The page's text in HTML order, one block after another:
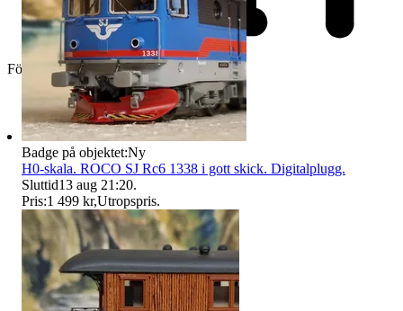
Företag
Badge på objektet:Ny
H0-skala. ROCO SJ Rc6 1338 i gott skick. Digitalplugg.
Sluttid13 aug 21:20.
Pris:1 499 kr,Utropspris.